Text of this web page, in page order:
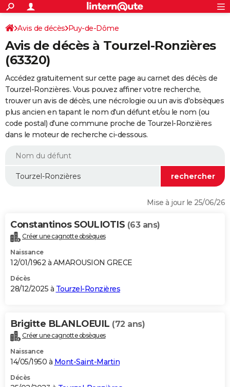
ACTUALITÉS
Politique
Société
Faits Divers
Education
Monde
Villes
+
SPORT
Coupe du monde 2026
Football
Tennis
Cyclisme
Rugby
Forum
FINANCE
Retraite
Impôts
Epargne
Immobilier
Risques naturels par ville
Banque
Assurance
Crédit
Essais
Réserver un essai
Citadines
Berlines
SUV
Forum auto
+
HIGH-TECH
Mobiles
Meilleur smartphone
Internet
Ordinateurs
Jeux vidéo
Guide high-tech
+
BRICOLAGE
Forum
Aménagement intérieur
Extérieur
Cuisine
Salle de bains
Jardinage
Rangement
WEEK-END
Guides de France
Escapades
Patrimoine
Expositions
Musées
Week-end nature
LIFESTYLE
Alimentation
Guide de la santé
Maladies
Médicaments
Sommeil
VOYAGE
Destinations
City break
Voyage nature
Voyage de noces
Forum
Climat
+PHOTO
GUIDES D'ACHAT
BONS PLANS
Carte de Noël
Carte Bonne année
Carte Saint-Valentin
Carte Pâques
Carte d'anniversaire
DICTIONNAIRE
PROGRAMME TV
COPAINS D'AVANT
S'inscrire
Connexion
Avis de décès Puy-de-Dôme
Avis de décès à Tourzel-Ronzières
(63320)
Accédez gratuitement sur cette page au carnet des décès de
Tourzel-Ronzières. Vous pouvez affiner votre recherche,
trouver un avis de décès, une nécrologie ou un avis d'obsèques
plus ancien en tapant le nom d'un défunt et/ou le nom (ou
code postal) d'une commune proche de Tourzel-Ronzières
dans le moteur de recherche ci-dessous.
Mise à jour le 25/06/26
Constantinos SOULIOTIS (63 ans)
Créer une cagnotte obsèques
Naissance
12/01/1962 à AMAROUSION GRECE
Décès
28/12/2025 à Tourzel-Ronzières
Brigitte BLANLOEUIL (72 ans)
Créer une cagnotte obsèques
Naissance
14/05/1950 à Mont-Saint-Martin
Décès